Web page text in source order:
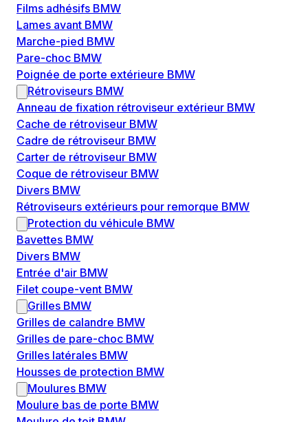
Films adhésifs BMW
Lames avant BMW
Marche-pied BMW
Pare-choc BMW
Poignée de porte extérieure BMW
Rétroviseurs BMW
Anneau de fixation rétroviseur extérieur BMW
Cache de rétroviseur BMW
Cadre de rétroviseur BMW
Carter de rétroviseur BMW
Coque de rétroviseur BMW
Divers BMW
Rétroviseurs extérieurs pour remorque BMW
Protection du véhicule BMW
Bavettes BMW
Divers BMW
Entrée d'air BMW
Filet coupe-vent BMW
Grilles BMW
Grilles de calandre BMW
Grilles de pare-choc BMW
Grilles latérales BMW
Housses de protection BMW
Moulures BMW
Moulure bas de porte BMW